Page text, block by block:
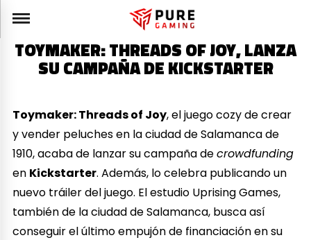
TOYMAKER: THREADS OF JOY, LANZA
SU CAMPAÑA DE KICKSTARTER
Toymaker: Threads of Joy, el juego cozy de crear
y vender peluches en la ciudad de Salamanca de
1910, acaba de lanzar su campaña decrowdfunding
en Kickstarter. Además, lo celebra publicando un
nuevo tráiler del juego. El estudio Uprising Games,
también de la ciudad de Salamanca, busca así
conseguir el último empujón de financiación en su